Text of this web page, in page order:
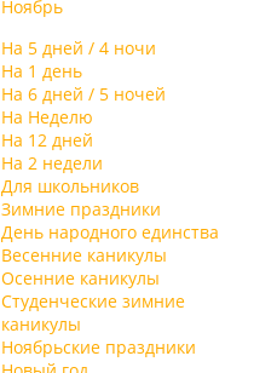
Ноябрь
На 5 дней / 4 ночи
На 1 день
На 6 дней / 5 ночей
На Неделю
На 12 дней
На 2 недели
Для школьников
Зимние праздники
День народного единства
Весенние каникулы
Осенние каникулы
Студенческие зимние
каникулы
Ноябрьские праздники